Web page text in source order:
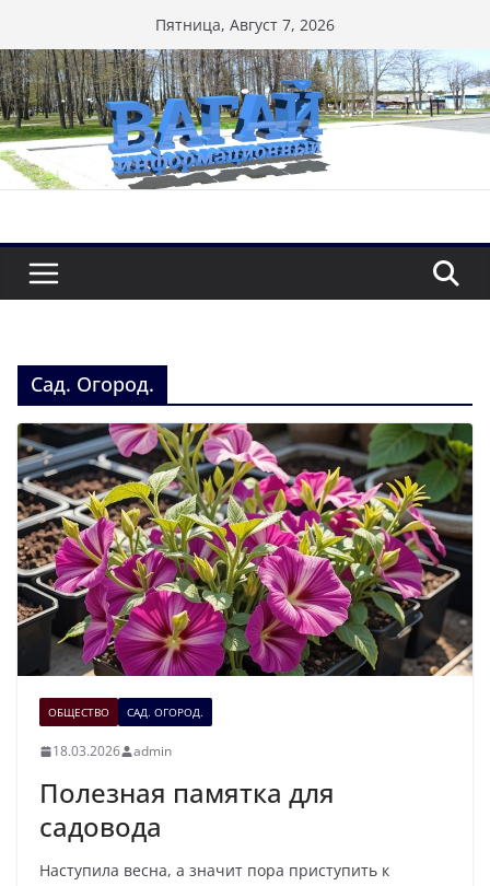
к
содержимому
Пятница, Август 7, 2026
Сад. Огород.
ОБЩЕСТВО САД. ОГОРОД.
18.03.2026 admin
Полезная памятка для
садовода
Наступила весна, а значит пора приступить к